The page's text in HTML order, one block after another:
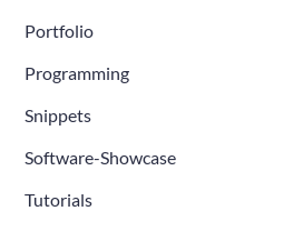
Portfolio
Programming
Snippets
Software-Showcase
Tutorials